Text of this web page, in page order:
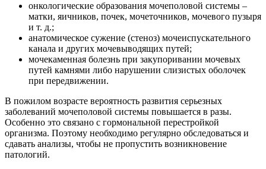
онкологические образования мочеполовой системы –
матки, яичников, почек, мочеточников, мочевого пузыря
и т. д.;
анатомическое сужение (стеноз) мочеиспускательного
канала и других мочевыводящих путей;
мочекаменная болезнь при закупоривании мочевых
путей камнями либо нарушении слизистых оболочек
при передвижении.
В пожилом возрасте вероятность развития серьезных
заболеваний мочеполовой системы повышается в разы.
Особенно это связано с гормональной перестройкой
организма. Поэтому необходимо регулярно обследоваться и
сдавать анализы, чтобы не пропустить возникновение
патологий.